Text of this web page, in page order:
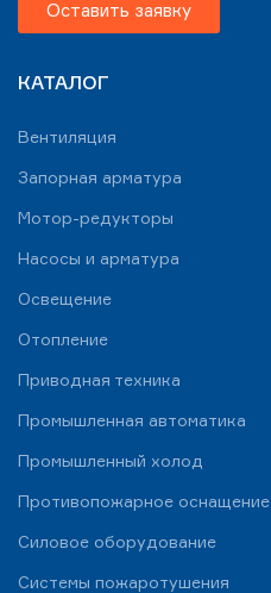
Оставить заявку
КАТАЛОГ
Вентиляция
Запорная арматура
Мотор-редукторы
Насосы и арматура
Освещение
Отопление
Приводная техника
Промышленная автоматика
Промышленный холод
Противопожарное оснащение
Силовое оборудование
Системы пожаротушения